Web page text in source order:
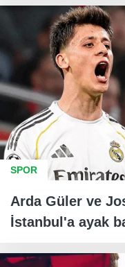
SPOR
Arda Güler ve
İstanbul'a ayak